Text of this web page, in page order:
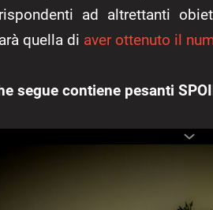
ad altrettanti
quella di aver ottenuto il
segue contiene pesanti